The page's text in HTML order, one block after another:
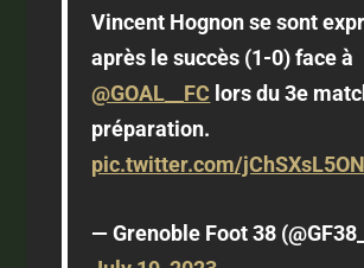
Vincent Hognon se sont
après le succès (1-0) face à
@GOAL__FC lors du 3e
préparation.
pic.twitter.com/jChSXsL5ON
— Grenoble Foot 38